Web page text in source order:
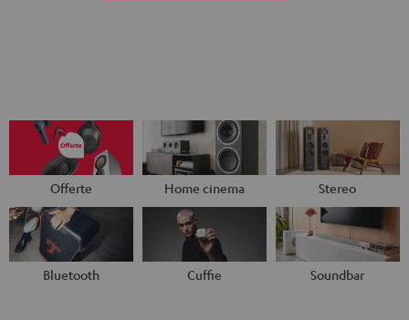
Offerte Home cinema Stereo
Bluetooth Cuffie Soundbar